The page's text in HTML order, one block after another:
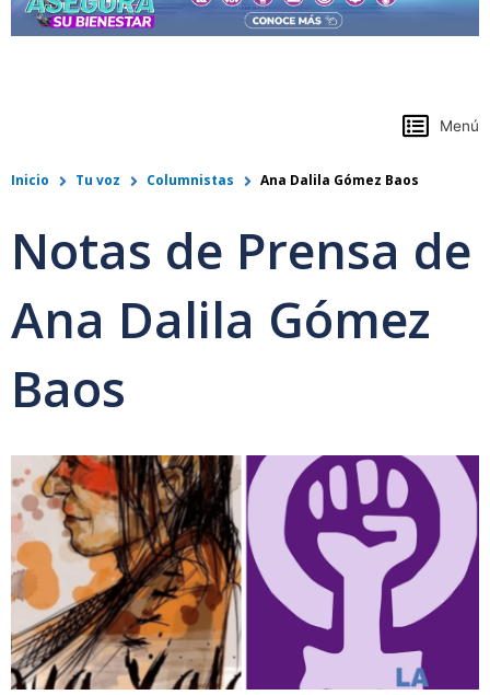
Menú
Inicio Tu voz Columnistas Ana Dalila Gómez Baos
Notas de Prensa de
Ana Dalila Gómez
Baos